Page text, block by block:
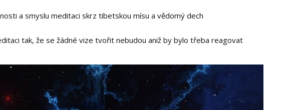
a smyslu meditaci skrz tibetskou mísu a vědomý dech
tak, že se žádné vize tvořit nebudou aniž by bylo třeba reagovat